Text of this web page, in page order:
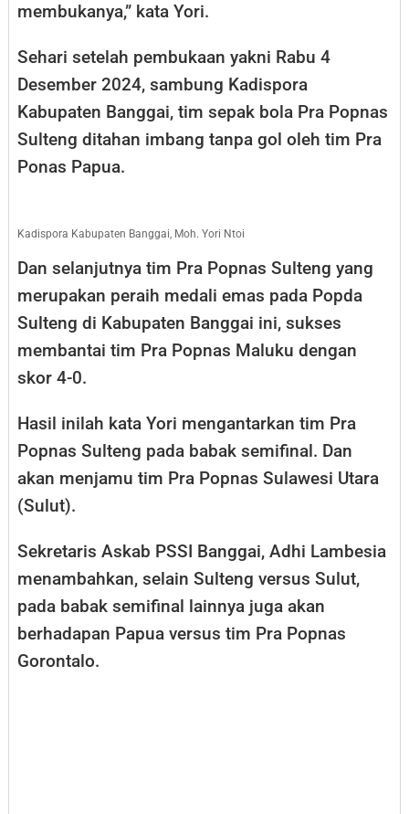
membukanya,” kata Yori.
Sehari setelah pembukaan yakni Rabu 4
Desember 2024, sambung Kadispora
Kabupaten Banggai, tim sepak bola Pra Popnas
Sulteng ditahan imbang tanpa gol oleh tim Pra
Ponas Papua.
Kadispora Kabupaten Banggai, Moh. Yori Ntoi
Dan selanjutnya tim Pra Popnas Sulteng yang
merupakan peraih medali emas pada Popda
Sulteng di Kabupaten Banggai ini, sukses
membantai tim Pra Popnas Maluku dengan
skor 4-0.
Hasil inilah kata Yori mengantarkan tim Pra
Popnas Sulteng pada babak semifinal. Dan
akan menjamu tim Pra Popnas Sulawesi Utara
(Sulut).
Sekretaris Askab PSSI Banggai, Adhi Lambesia
menambahkan, selain Sulteng versus Sulut,
pada babak semifinal lainnya juga akan
berhadapan Papua versus tim Pra Popnas
Gorontalo.